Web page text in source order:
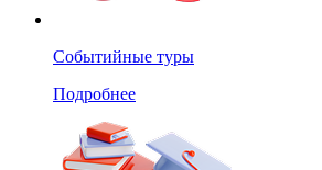
Событийные туры
Подробнее